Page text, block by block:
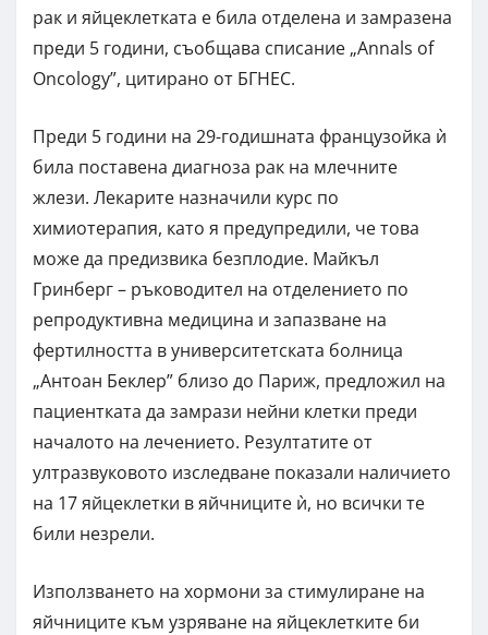
рак и яйцеклетката е била отделена и замразена
преди 5 години, съобщава списание „Annals of
Oncology”, цитирано от БГНЕС.
Преди 5 години на 29-годишната французойка ѝ
била поставена диагноза рак на млечните
жлези. Лекарите назначили курс по
химиотерапия, като я предупредили, че това
може да предизвика безплодие. Майкъл
Гринберг – ръководител на отделението по
репродуктивна медицина и запазване на
фертилността в университетската болница
„Антоан Беклер” близо до Париж, предложил на
пациентката да замрази нейни клетки преди
началото на лечението. Резултатите от
ултразвуковото изследване показали наличието
на 17 яйцеклетки в яйчниците ѝ, но всички те
били незрели.
Използването на хормони за стимулиране на
яйчниците към узряване на яйцеклетките би